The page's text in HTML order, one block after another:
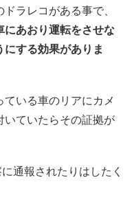
ドラレコがある事で、
にあおり運転をさせな
にする効果がありま
ている車のリアにカメ
いていたらその証拠が
通報されたりはしたく